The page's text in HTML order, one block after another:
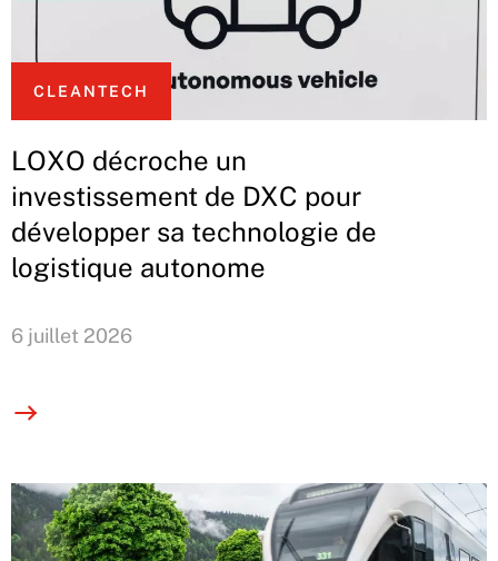
CLEANTECH
LOXO décroche un
investissement de DXC pour
développer sa technologie de
logistique autonome
6 juillet 2026